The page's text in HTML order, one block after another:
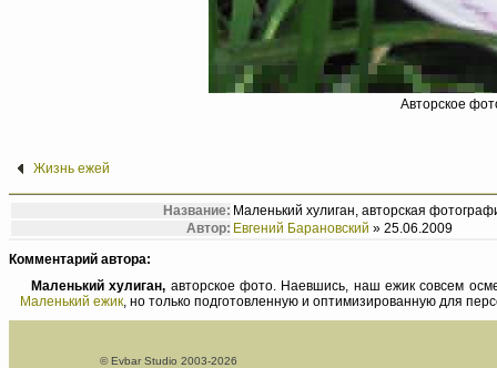
Авторское
Жизнь ежей
Название: Маленький хулиган, авторская
Автор: Евгений Барановский » 25.06.2009
Комментарий автора:
Маленький хулиган, авторское фото. Наевшись, наш ежик совсем
Маленький ежик, но только подготовленную и оптимизированную для
© Evbar Studio 2003-2026